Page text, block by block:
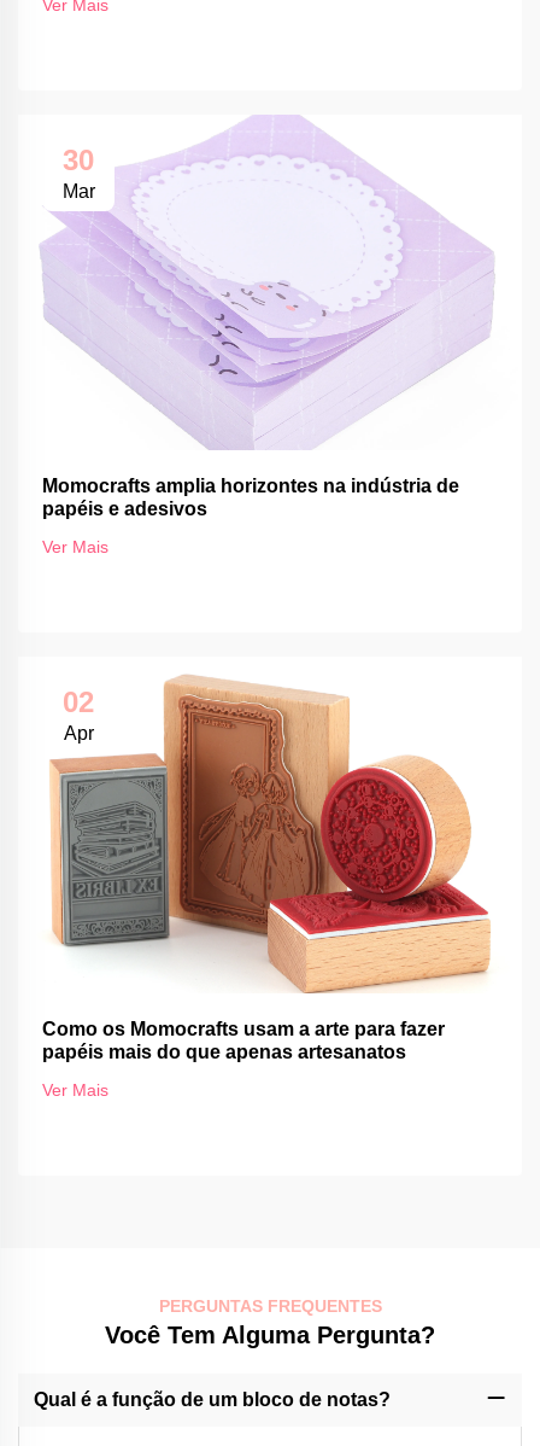
Ver Mais
30
Mar
Momocrafts amplia horizontes na indústria de
papéis e adesivos
Ver Mais
02
Apr
Como os Momocrafts usam a arte para fazer
papéis mais do que apenas artesanatos
Ver Mais
PERGUNTAS FREQUENTES
Você Tem Alguma Pergunta?
Qual é a função de um bloco de notas?